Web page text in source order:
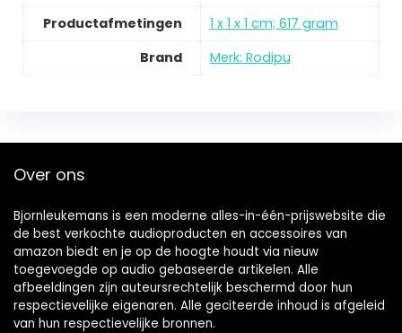
Productafmetingen
1 x 1 x 1 cm; 617 gram
Brand
Merk: Rodipu
Over ons
Bjornleukemans is een moderne alles-in-één-prijswebsite die
de best verkochte audioproducten en accessoires van
amazon biedt en je op de hoogte houdt via nieuw
toegevoegde op audio gebaseerde artikelen. Alle
afbeeldingen zijn auteursrechtelijk beschermd door hun
respectievelijke eigenaren. Alle geciteerde inhoud is afgeleid
van hun respectievelijke bronnen.